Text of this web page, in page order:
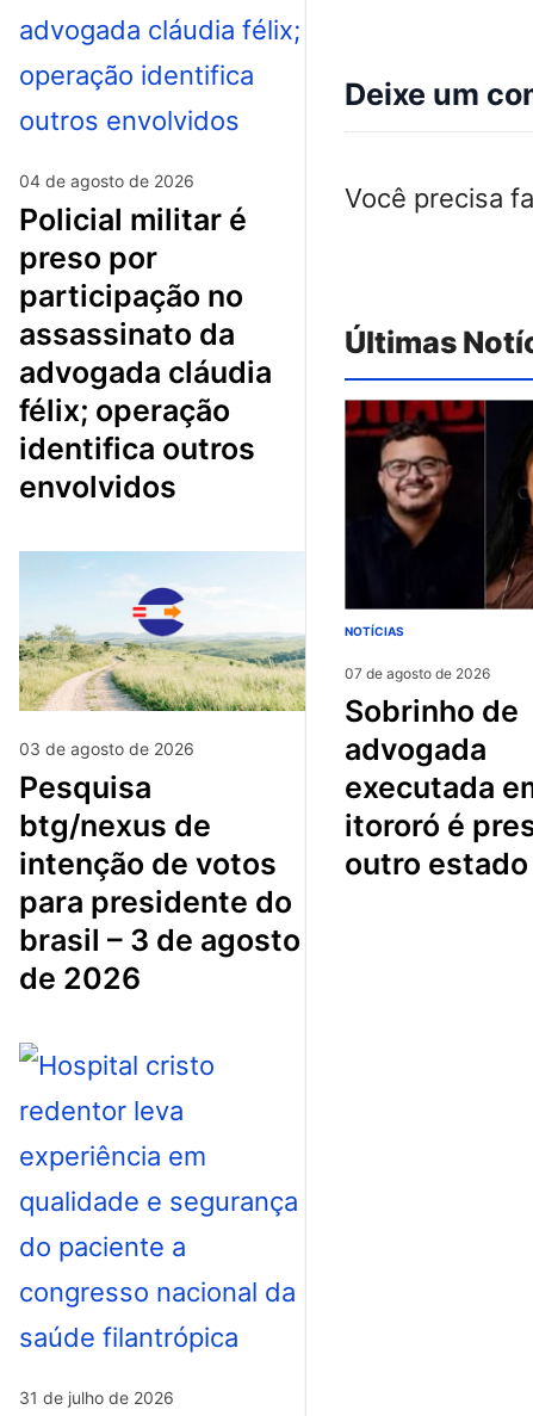
04 de agosto de 2026
policial militar é
preso por
participação no
assassinato da
advogada cláudia
félix; operação
identifica outros
envolvidos
03 de agosto de 2026
pesquisa
btg/nexus de
intenção de votos
para presidente do
brasil – 3 de agosto
de 2026
31 de julho de 2026
Deixe um
Você precisa
Últimas
NOTÍCIAS
07 de agosto de 2026
sobrinho de
advogada
executada
itororó é
outro estado